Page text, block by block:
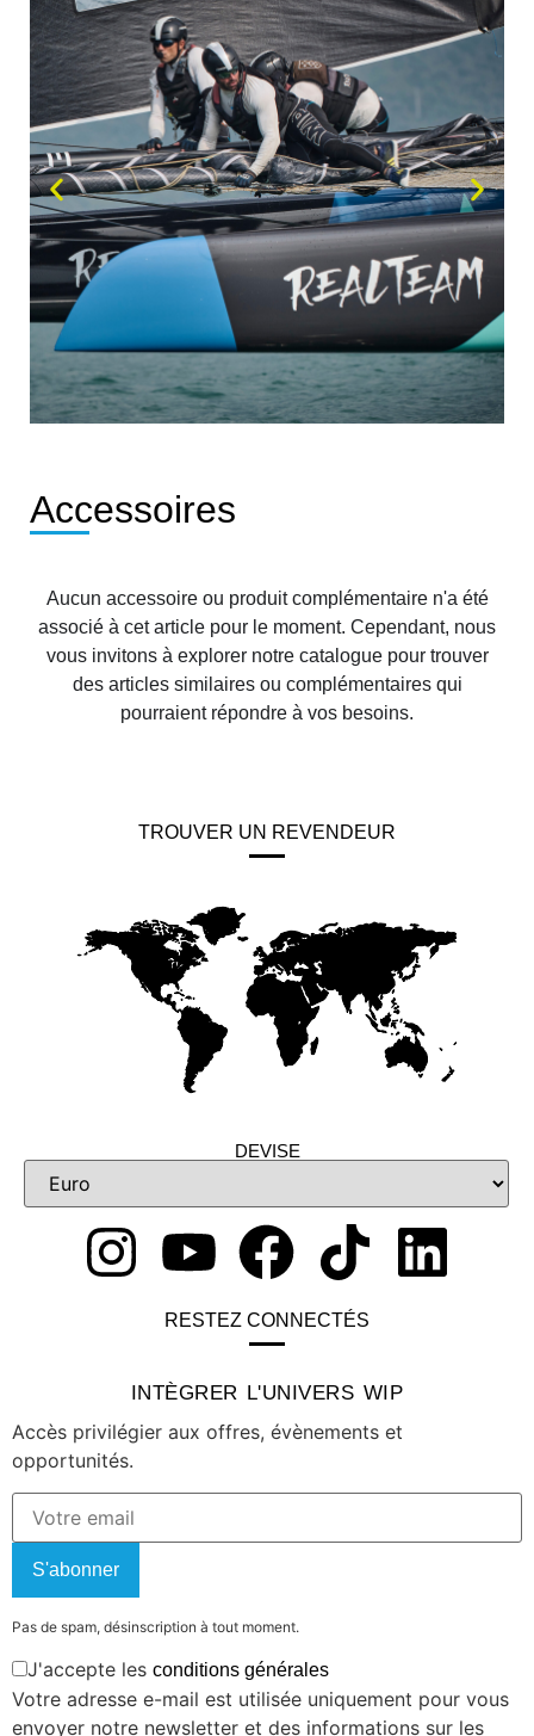
Accessoires
Aucun accessoire ou produit complémentaire n'a été
associé à cet article pour le moment. Cependant, nous
vous invitons à explorer notre catalogue pour trouver
des articles similaires ou complémentaires qui
pourraient répondre à vos besoins.
TROUVER UN REVENDEUR
DEVISE
RESTEZ CONNECTÉS
INTÈGRER L'UNIVERS WIP
Accès privilégier aux offres, évènements et
opportunités.
S'abonner
Pas de spam, désinscription à tout moment.
J'accepte les conditions générales
Votre adresse e-mail est utilisée uniquement pour vous
envoyer notre newsletter et des informations sur les